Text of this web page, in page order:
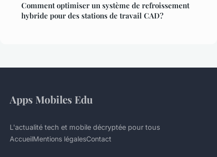
Comment optimiser un système de refroissement
hybride pour des stations de travail CAD?
Apps Mobiles Edu
L'actualité tech et mobile décryptée pour tous
AccueilMentions légalesContact